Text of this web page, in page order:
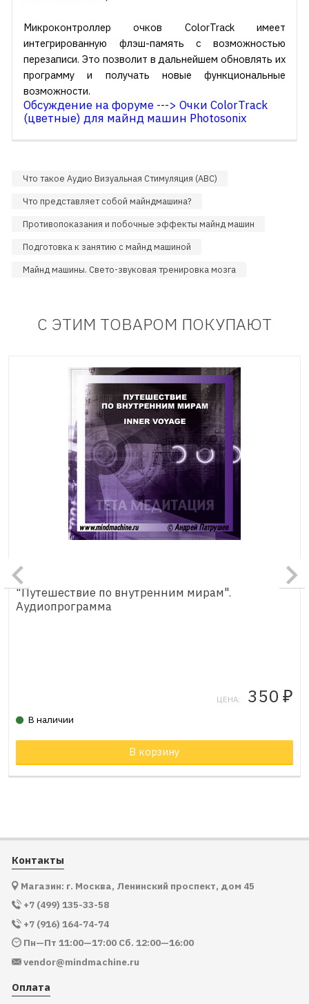
Микроконтроллер очков ColorTrack имеет
интегрированную флэш-память с возможностью
перезаписи. Это позволит в дальнейшем обновлять их
программу и получать новые функциональные
возможности.
Обсуждение на форуме ---> Очки ColorTrack
(цветные) для майнд машин Photosonix
Что такое Аудио Визуальная Стимуляция (АВС)
Что представляет собой майндмашина?
Противопоказания и побочные эффекты майнд машин
Подготовка к занятию с майнд машиной
Майнд машины. Свето-звуковая тренировка мозга
С ЭТИМ ТОВАРОМ ПОКУПАЮТ
Товар в корзине
"Путешествие по внутренним мирам".
Аудиопрограмма
ЦЕНА: 350 ₽
В наличии
В корзину
Контакты
Магазин: г. Москва, Ленинский проспект, дом 45
+7 (499) 135-33-58
+7 (916) 164-74-74
Пн—Пт 11:00—17:00 Сб. 12:00—16:00
vendor@mindmachine.ru
Оплата